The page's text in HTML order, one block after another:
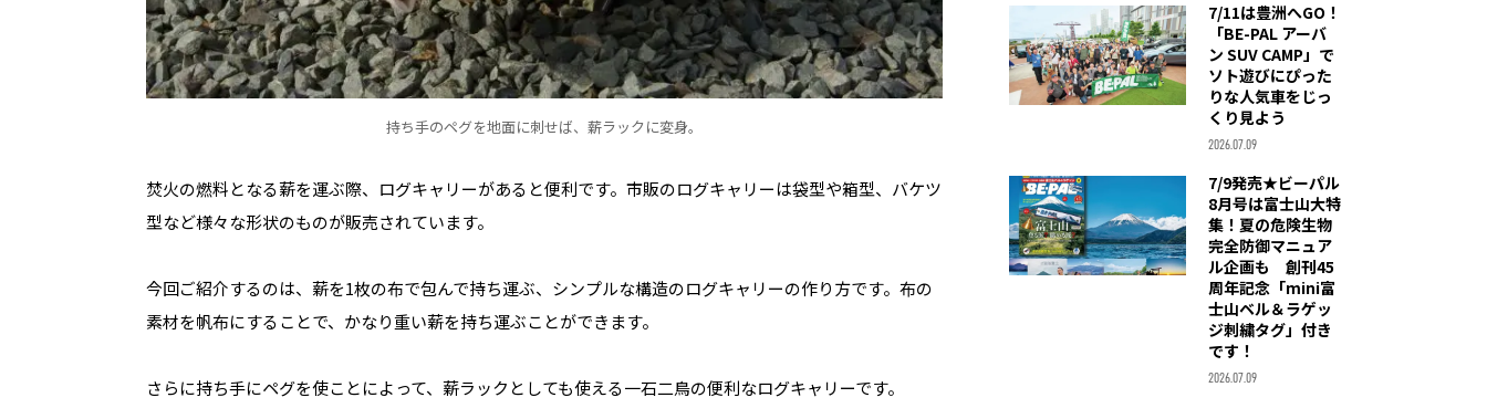
持ち手のペグを地面に刺せば、薪ラックに変身。
焚火の燃料となる薪を運ぶ際、ログキャリーがあると便利です。市販のログキャリーは袋型や箱型、バケツ
型など様々な形状のものが販売されています。
今回ご紹介するのは、薪を1枚の布で包んで持ち運ぶ、シンプルな構造のログキャリーの作り方です。布の
素材を帆布にすることで、かなり重い薪を持ち運ぶことができます。
さらに持ち手にペグを使ことによって、薪ラックとしても使える一石二鳥の便利なログキャリーです。
7/11は豊洲へGO！
「BE-PAL アーバ
ン SUV CAMP」で
ソト遊びにぴった
りな人気車をじっ
くり見よう
2026.07.09
7/9発売★ビーパル
8月号は富士山大特
集！夏の危険生物
完全防御マニュア
ル企画も 創刊45
周年記念「mini富
士山ベル＆ラゲッ
ジ刺繍タグ」付き
です！
2026.07.09